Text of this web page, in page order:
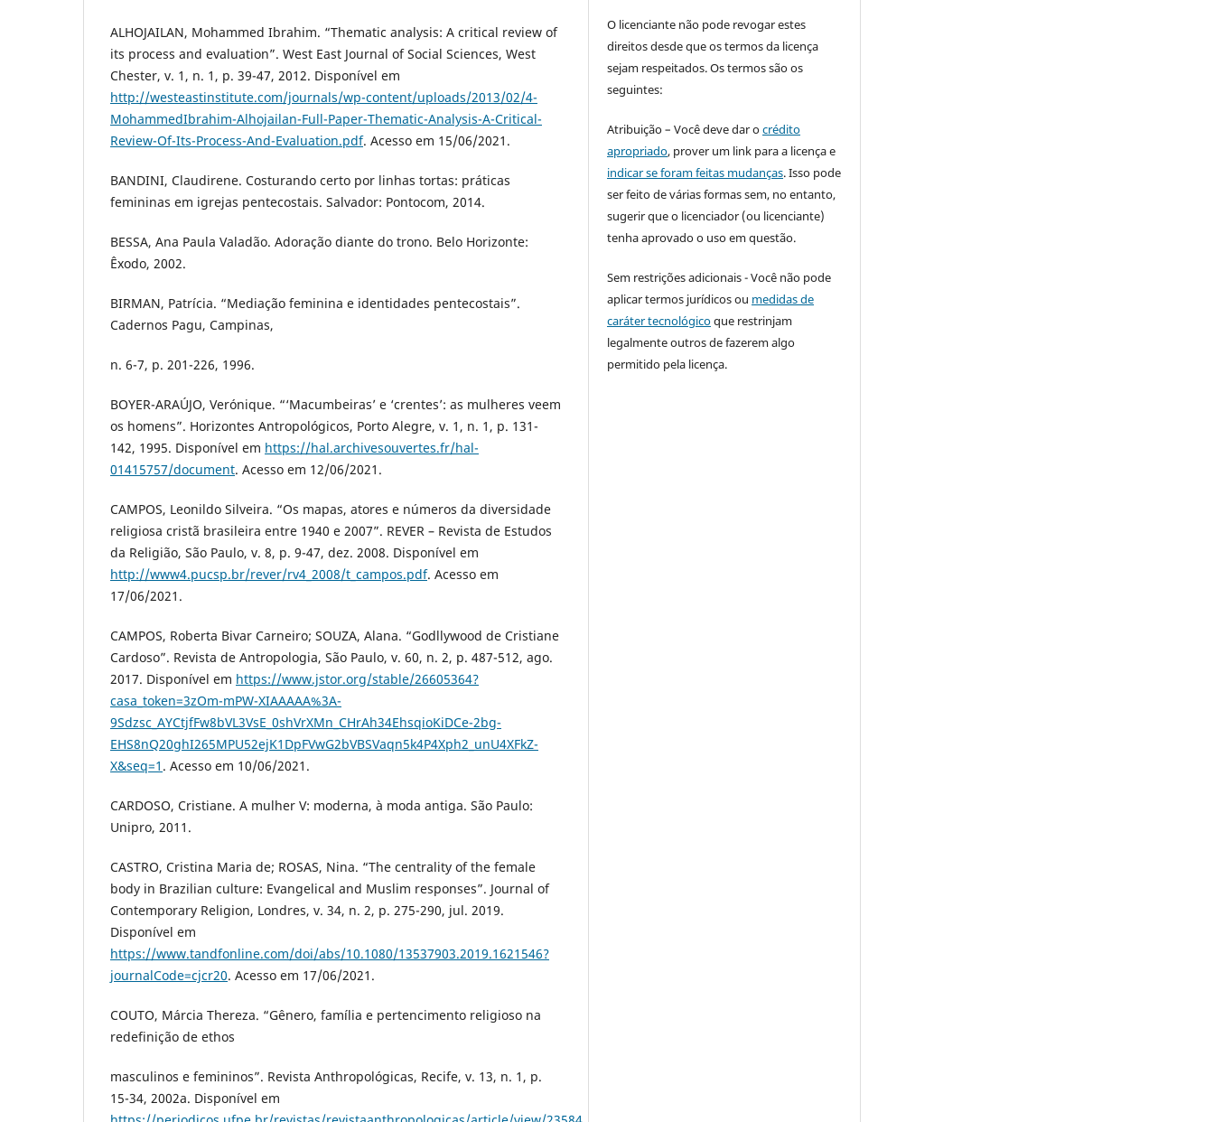
ALHOJAILAN, Mohammed Ibrahim. “Thematic analysis: A critical review of
its process and evaluation”. West East Journal of Social Sciences, West
Chester, v. 1, n. 1, p. 39-47, 2012. Disponível em
http://westeastinstitute.com/journals/wp-content/uploads/2013/02/4-
MohammedIbrahim-Alhojailan-Full-Paper-Thematic-Analysis-A-Critical-
Review-Of-Its-Process-And-Evaluation.pdf. Acesso em 15/06/2021.
BANDINI, Claudirene. Costurando certo por linhas tortas: práticas
femininas em igrejas pentecostais. Salvador: Pontocom, 2014.
BESSA, Ana Paula Valadão. Adoração diante do trono. Belo Horizonte:
Êxodo, 2002.
BIRMAN, Patrícia. “Mediação feminina e identidades pentecostais”.
Cadernos Pagu, Campinas,
n. 6-7, p. 201-226, 1996.
BOYER-ARAÚJO, Verónique. “‘Macumbeiras’ e ‘crentes’: as mulheres veem
os homens”. Horizontes Antropológicos, Porto Alegre, v. 1, n. 1, p. 131-
142, 1995. Disponível em https://hal.archivesouvertes.fr/hal-
01415757/document. Acesso em 12/06/2021.
CAMPOS, Leonildo Silveira. “Os mapas, atores e números da diversidade
religiosa cristã brasileira entre 1940 e 2007”. REVER – Revista de Estudos
da Religião, São Paulo, v. 8, p. 9-47, dez. 2008. Disponível em
http://www4.pucsp.br/rever/rv4_2008/t_campos.pdf. Acesso em
17/06/2021.
CAMPOS, Roberta Bivar Carneiro; SOUZA, Alana. “Godllywood de Cristiane
Cardoso”. Revista de Antropologia, São Paulo, v. 60, n. 2, p. 487-512, ago.
2017. Disponível em https://www.jstor.org/stable/26605364?
casa_token=3zOm-mPW-XIAAAAA%3A-
9Sdzsc_AYCtjfFw8bVL3VsE_0shVrXMn_CHrAh34EhsqioKiDCe-2bg-
EHS8nQ20ghI265MPU52ejK1DpFVwG2bVBSVaqn5k4P4Xph2_unU4XFkZ-
X&seq=1 . Acesso em 10/06/2021.
CARDOSO, Cristiane. A mulher V: moderna, à moda antiga. São Paulo:
Unipro, 2011.
CASTRO, Cristina Maria de; ROSAS, Nina. “The centrality of the female
body in Brazilian culture: Evangelical and Muslim responses”. Journal of
Contemporary Religion, Londres, v. 34, n. 2, p. 275-290, jul. 2019.
Disponível em
https://www.tandfonline.com/doi/abs/10.1080/13537903.2019.1621546?
journalCode=cjcr20. Acesso em 17/06/2021.
COUTO, Márcia Thereza. “Gênero, família e pertencimento religioso na
redefinição de ethos
masculinos e femininos”. Revista Anthropológicas, Recife, v. 13, n. 1, p.
15-34, 2002a. Disponível em
O licenciante não pode revogar estes
direitos desde que os termos da licença
sejam respeitados. Os termos são os
seguintes:
Atribuição – Você deve dar ocrédito
apropriado, prover um link para a licença e
indicar se foram feitas mudanças. Isso pode
ser feito de várias formas sem, no entanto,
sugerir que o licenciador (ou licenciante)
tenha aprovado o uso em questão.
Sem restrições adicionais - Você não pode
aplicar termos jurídicos ou medidas de
caráter tecnológicoque restrinjam
legalmente outros de fazerem algo
permitido pela licença.